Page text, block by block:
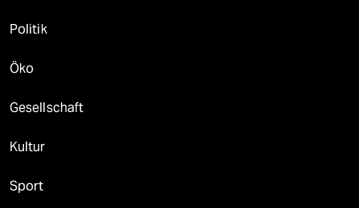
Politik
Öko
Gesellschaft
Kultur
Sport